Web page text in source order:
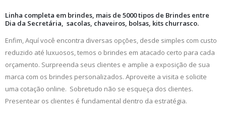
Linha completa em brindes, mais de 5000 tipos de Brindes entre
Dia da Secretária, sacolas, chaveiros, bolsas, kits churrasco.
Enfim, Aquí você encontra diversas opções, desde simples com custo
reduzido até luxuosos, temos o brindes em atacado certo para cada
orçamento. Surpreenda seus clientes e amplie a exposição de sua
marca com os brindes personalizados. Aproveite a visita e solicite
uma cotação online. Sobretudo não se esqueça dos clientes.
Presentear os clientes é fundamental dentro da estratégia.